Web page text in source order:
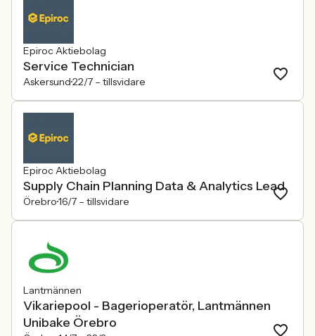
Epiroc Aktiebolag
Service Technician
Askersund22/7 – tillsvidare
Epiroc Aktiebolag
Supply Chain Planning Data & Analytics Lead
Örebro16/7 – tillsvidare
Lantmännen
Vikariepool - Bagerioperatör, Lantmännen
Unibake Örebro